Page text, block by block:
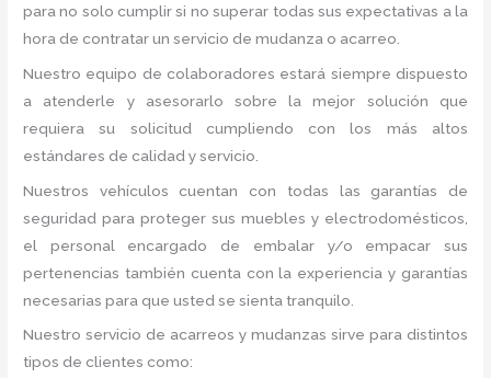
para no solo cumplir si no superar todas sus expectativas a la
hora de contratar un servicio de mudanza o acarreo.
Nuestro equipo de colaboradores estará siempre dispuesto
a atenderle y asesorarlo sobre la mejor solución que
requiera su solicitud cumpliendo con los más altos
estándares de calidad y servicio.
Nuestros vehículos cuentan con todas las garantías de
seguridad para proteger sus muebles y electrodomésticos,
el personal encargado de embalar y/o empacar sus
pertenencias también cuenta con la experiencia y garantías
necesarias para que usted se sienta tranquilo.
Nuestro servicio de acarreos y mudanzas sirve para distintos
tipos de clientes como: